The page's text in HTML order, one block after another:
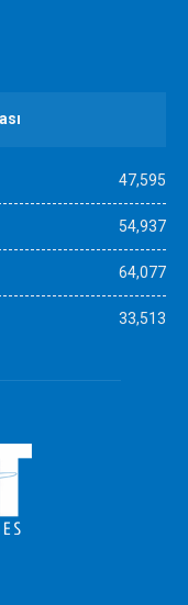
47,595
54,937
64,077
33,513